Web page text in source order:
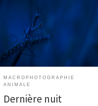
MACROPHOTOGRAPHIE
ANIMALE
Dernière nuit